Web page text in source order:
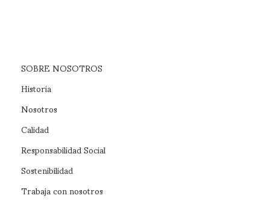
SOBRE NOSOTROS
Historia
Nosotros
Calidad
Responsabilidad Social
Sostenibilidad
Trabaja con nosotros